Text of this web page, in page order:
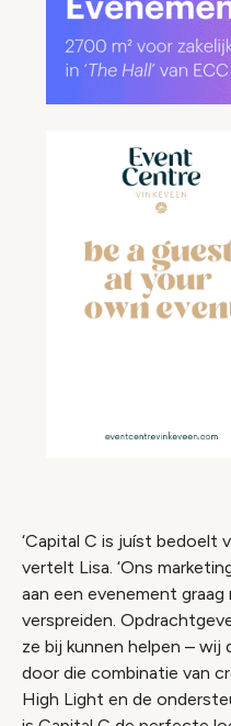
‘Capital C is juíst bedoelt
vertelt Lisa. ‘Ons
aan een evenement
verspreiden.
ze bij kunnen helpen – wij
door die combinatie van
High Light en de